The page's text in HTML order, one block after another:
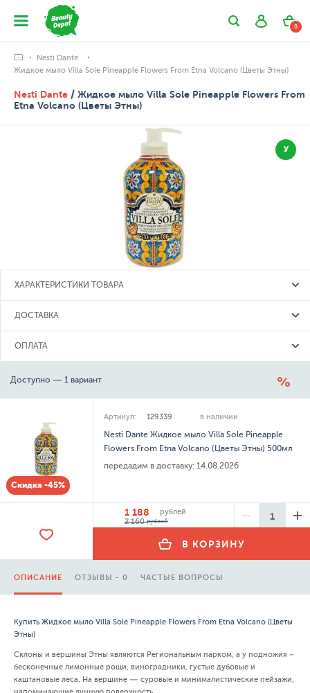
0
Nesti Dante
Жидкое мыло Villa Sole Pineapple Flowers From Etna Volcano (Цветы Этны)
Nesti Dante / Жидкое мыло Villa Sole Pineapple Flowers From
Etna Volcano (Цветы Этны)
У
ХАРАКТЕРИСТИКИ ТОВАРА
ДОСТАВКА
ОПЛАТА
Доступно — 1 вариант
Скидка -45%
Артикул: 129339 в наличии
Nesti Dante Жидкое мыло Villa Sole Pineapple
Flowers From Etna Volcano (Цветы Этны) 500мл
передадим в доставку: 14.08.2026
1 188
рублей
2 160рублей
В КОРЗИНУ
ОПИСАНИЕ ОТЗЫВЫ - 0 ЧАСТЫЕ ВОПРОСЫ
Купить Жидкое мыло Villa Sole Pineapple Flowers From Etna Volcano (Цветы
Этны)
Склоны и вершины Этны являются Региональным парком, а у подножия –
бесконечные лимонные рощи, виноградники, густые дубовые и
каштановые леса. На вершине — суровые и минималистические пейзажи,